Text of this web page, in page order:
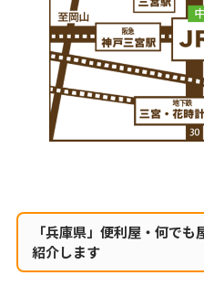
「兵庫県」便利屋・何で
紹介します